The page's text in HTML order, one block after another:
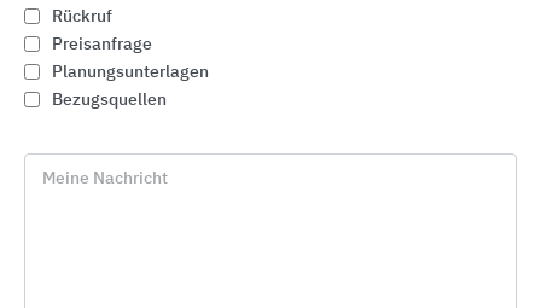
Rückruf
Preisanfrage
Planungsunterlagen
Bezugsquellen
Meine Nachricht